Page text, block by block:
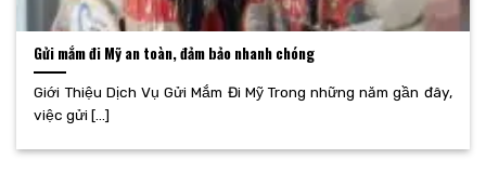
Gửi mắm đi Mỹ an toàn, đảm bảo nhanh chóng
Giới Thiệu Dịch Vụ Gửi Mắm Đi Mỹ Trong những năm gần đây,
việc gửi [...]